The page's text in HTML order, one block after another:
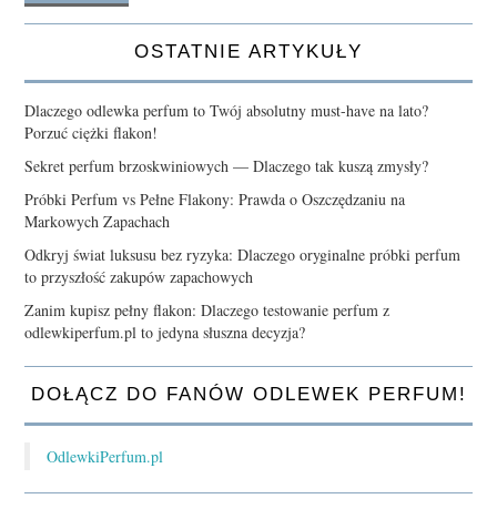
OSTATNIE ARTYKUŁY
Dlaczego odlewka perfum to Twój absolutny must-have na lato?
Porzuć ciężki flakon!
Sekret perfum brzoskwiniowych — Dlaczego tak kuszą zmysły?
Próbki Perfum vs Pełne Flakony: Prawda o Oszczędzaniu na
Markowych Zapachach
Odkryj świat luksusu bez ryzyka: Dlaczego oryginalne próbki perfum
to przyszłość zakupów zapachowych
Zanim kupisz pełny flakon: Dlaczego testowanie perfum z
odlewkiperfum.pl to jedyna słuszna decyzja?
DOŁĄCZ DO FANÓW ODLEWEK PERFUM!
OdlewkiPerfum.pl